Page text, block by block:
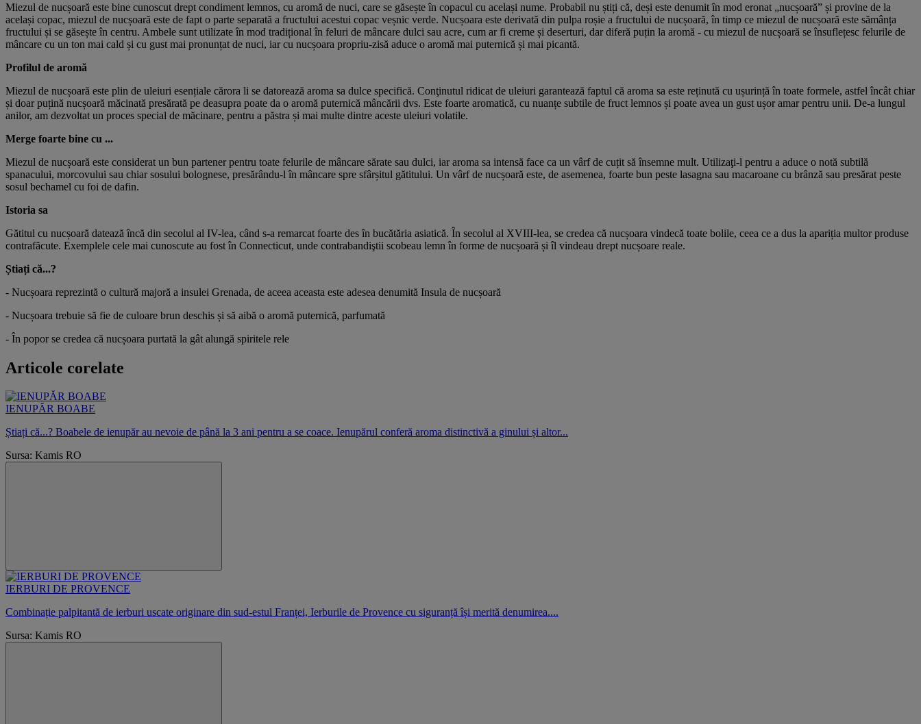
Miezul de nucșoară este bine cunoscut drept condiment lemnos, cu aromă de nuci, care se găsește în copacul cu același nume. Probabil nu știți că, deși este denumit în mod eronat „nucșoară” și provine de la
același copac, miezul de nucșoară este de fapt o parte separată a fructului acestui copac veșnic verde. Nucșoara este derivată din pulpa roșie a fructului de nucșoară, în timp ce miezul de nucșoară este sămânța
fructului și se găsește în centru. Ambele sunt utilizate în mod tradițional în feluri de mâncare dulci sau acre, cum ar fi creme și deserturi, dar diferă puțin la aromă - cu miezul de nucșoară se însuflețesc felurile de
mâncare cu un ton mai cald și cu gust mai pronunțat de nuci, iar cu nucșoara propriu-zisă aduce o aromă mai puternică și mai picantă.
Profilul de aromă
Miezul de nucșoară este plin de uleiuri esențiale cărora li se datorează aroma sa dulce specifică. Conţinutul ridicat de uleiuri garantează faptul că aroma sa este reținută cu ușurință în toate formele, astfel încât chiar
și doar puțină nucșoară măcinată presărată pe deasupra poate da o aromă puternică mâncării dvs. Este foarte aromatică, cu nuanțe subtile de fruct lemnos și poate avea un gust ușor amar pentru unii. De-a lungul
anilor, am dezvoltat un proces special de măcinare, pentru a păstra și mai multe dintre aceste uleiuri volatile.
Merge foarte bine cu ...
Miezul de nucșoară este considerat un bun partener pentru toate felurile de mâncare sărate sau dulci, iar aroma sa intensă face ca un vârf de cuțit să însemne mult. Utilizaţi-l pentru a aduce o notă subtilă
spanacului, morcovului sau chiar sosului bolognese, presărându-l în mâncare spre sfârșitul gătitului. Un vârf de nucșoară este, de asemenea, foarte bun peste lasagna sau macaroane cu brânză sau presărat peste
sosul bechamel cu foi de dafin.
Istoria sa
Gătitul cu nucșoară datează încă din secolul al IV-lea, când s-a remarcat foarte des în bucătăria asiatică. În secolul al XVIII-lea, se credea că nucșoara vindecă toate bolile, ceea ce a dus la apariția multor produse
contrafăcute. Exemplele cele mai cunoscute au fost în Connecticut, unde contrabandiştii scobeau lemn în forme de nucșoară și îl vindeau drept nucșoare reale.
Știați că...?
- Nucșoara reprezintă o cultură majoră a insulei Grenada, de aceea aceasta este adesea denumită Insula de nucșoară
- Nucșoara trebuie să fie de culoare brun deschis și să aibă o aromă puternică, parfumată
- În popor se credea că nucșoara purtată la gât alungă spiritele rele
Articole corelate
IENUPĂR BOABE
Știați că...? Boabele de ienupăr au nevoie de până la 3 ani pentru a se coace. Ienupărul conferă aroma distinctivă a ginului și altor...
Sursa: Kamis RO
IERBURI DE PROVENCE
Combinație palpitantă de ierburi uscate originare din sud-estul Franței, Ierburile de Provence cu siguranță își merită denumirea....
Sursa: Kamis RO